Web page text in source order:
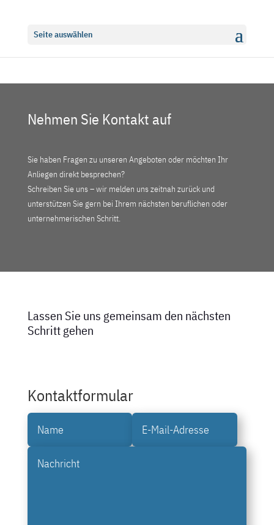
Seite auswählen
Nehmen Sie Kontakt auf
Sie haben Fragen zu unseren Angeboten oder möchten Ihr
Anliegen direkt besprechen?
Schreiben Sie uns – wir melden uns zeitnah zurück und
unterstützen Sie gern bei Ihrem nächsten beruflichen oder
unternehmerischen Schritt.
Lassen Sie uns gemeinsam den nächsten
Schritt gehen
Kontaktformular